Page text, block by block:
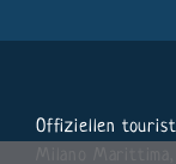
Offiziellen